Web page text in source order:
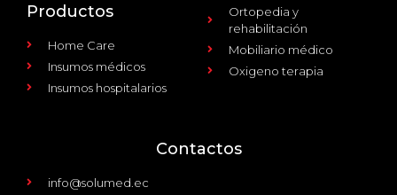
Productos
Home Care
Insumos médicos
Insumos hospitalarios
Ortopedia y
rehabilitación
Mobiliario médico
Oxigeno terapia
Contactos
info@solumed.ec